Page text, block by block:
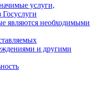
услуги,
Госуслуги
являются необходимыми
и другими